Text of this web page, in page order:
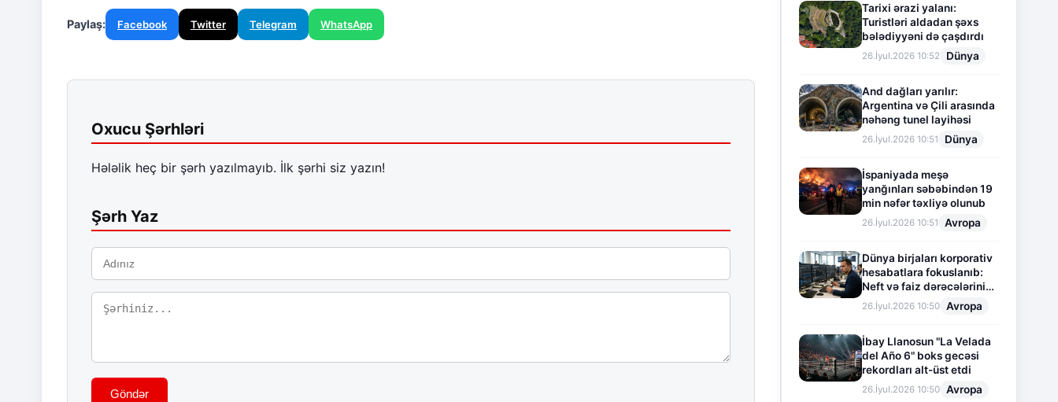
Paylaş: Facebook Twitter Telegram WhatsApp
Oxucu Şərhləri
Hələlik heç bir şərh yazılmayıb. İlk şərhi siz yazın!
Şərh Yaz
Göndər
Tarixi ərazi yalanı:
Turistləri aldadan şəxs
bələdiyyəni də çaşdırdı
26.İyul.2026 10:52 Dünya
And dağları yarılır:
Argentina və Çili arasında
nəhəng tunel layihəsi
26.İyul.2026 10:51 Dünya
İspaniyada meşə
yanğınları səbəbindən 19
min nəfər təxliyə olunub
26.İyul.2026 10:51 Avropa
Dünya birjaları korporativ
hesabatlara fokuslanıb:
Neft və faiz dərəcələrinin
təsiri altında cari vəziyyət
26.İyul.2026 10:50 Avropa
İbay Llanosun "La Velada
del Año 6" boks gecəsi
rekordları alt-üst etdi
26.İyul.2026 10:50 Avropa